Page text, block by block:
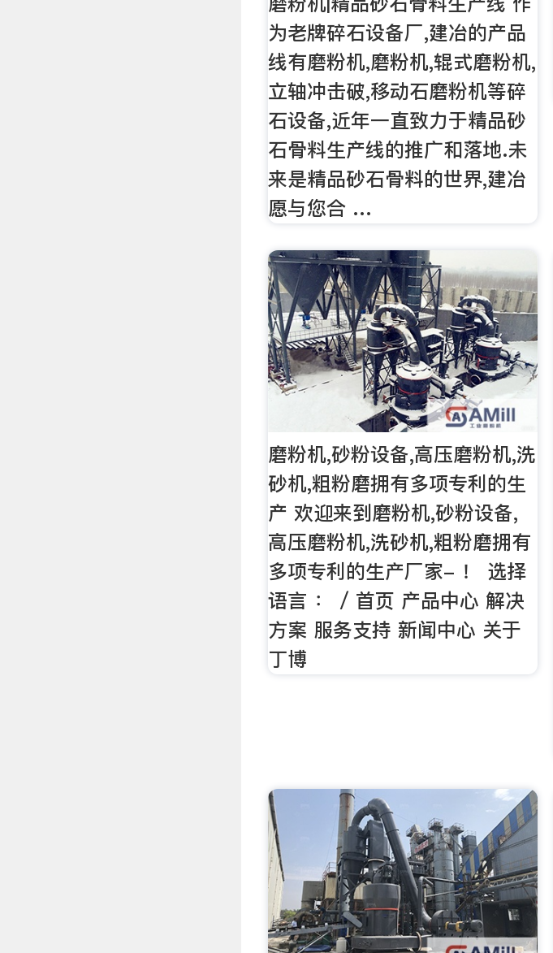
为老牌碎石设备厂,建冶的产品
线有磨粉机,磨粉机,辊式磨粉机,
立轴冲击破,移动石磨粉机等碎
石设备,近年一直致力于精品砂
石骨料生产线的推广和落地.未
来是精品砂石骨料的世界,建冶
愿与您合 …
磨粉机,砂粉设备,高压磨粉机,洗
砂机,粗粉磨拥有多项专利的生
产 欢迎来到磨粉机,砂粉设备,
高压磨粉机,洗砂机,粗粉磨拥有
多项专利的生产厂家- ！ 选择
语言 ： / 首页 产品中心 解决
方案 服务支持 新闻中心 关于
丁博